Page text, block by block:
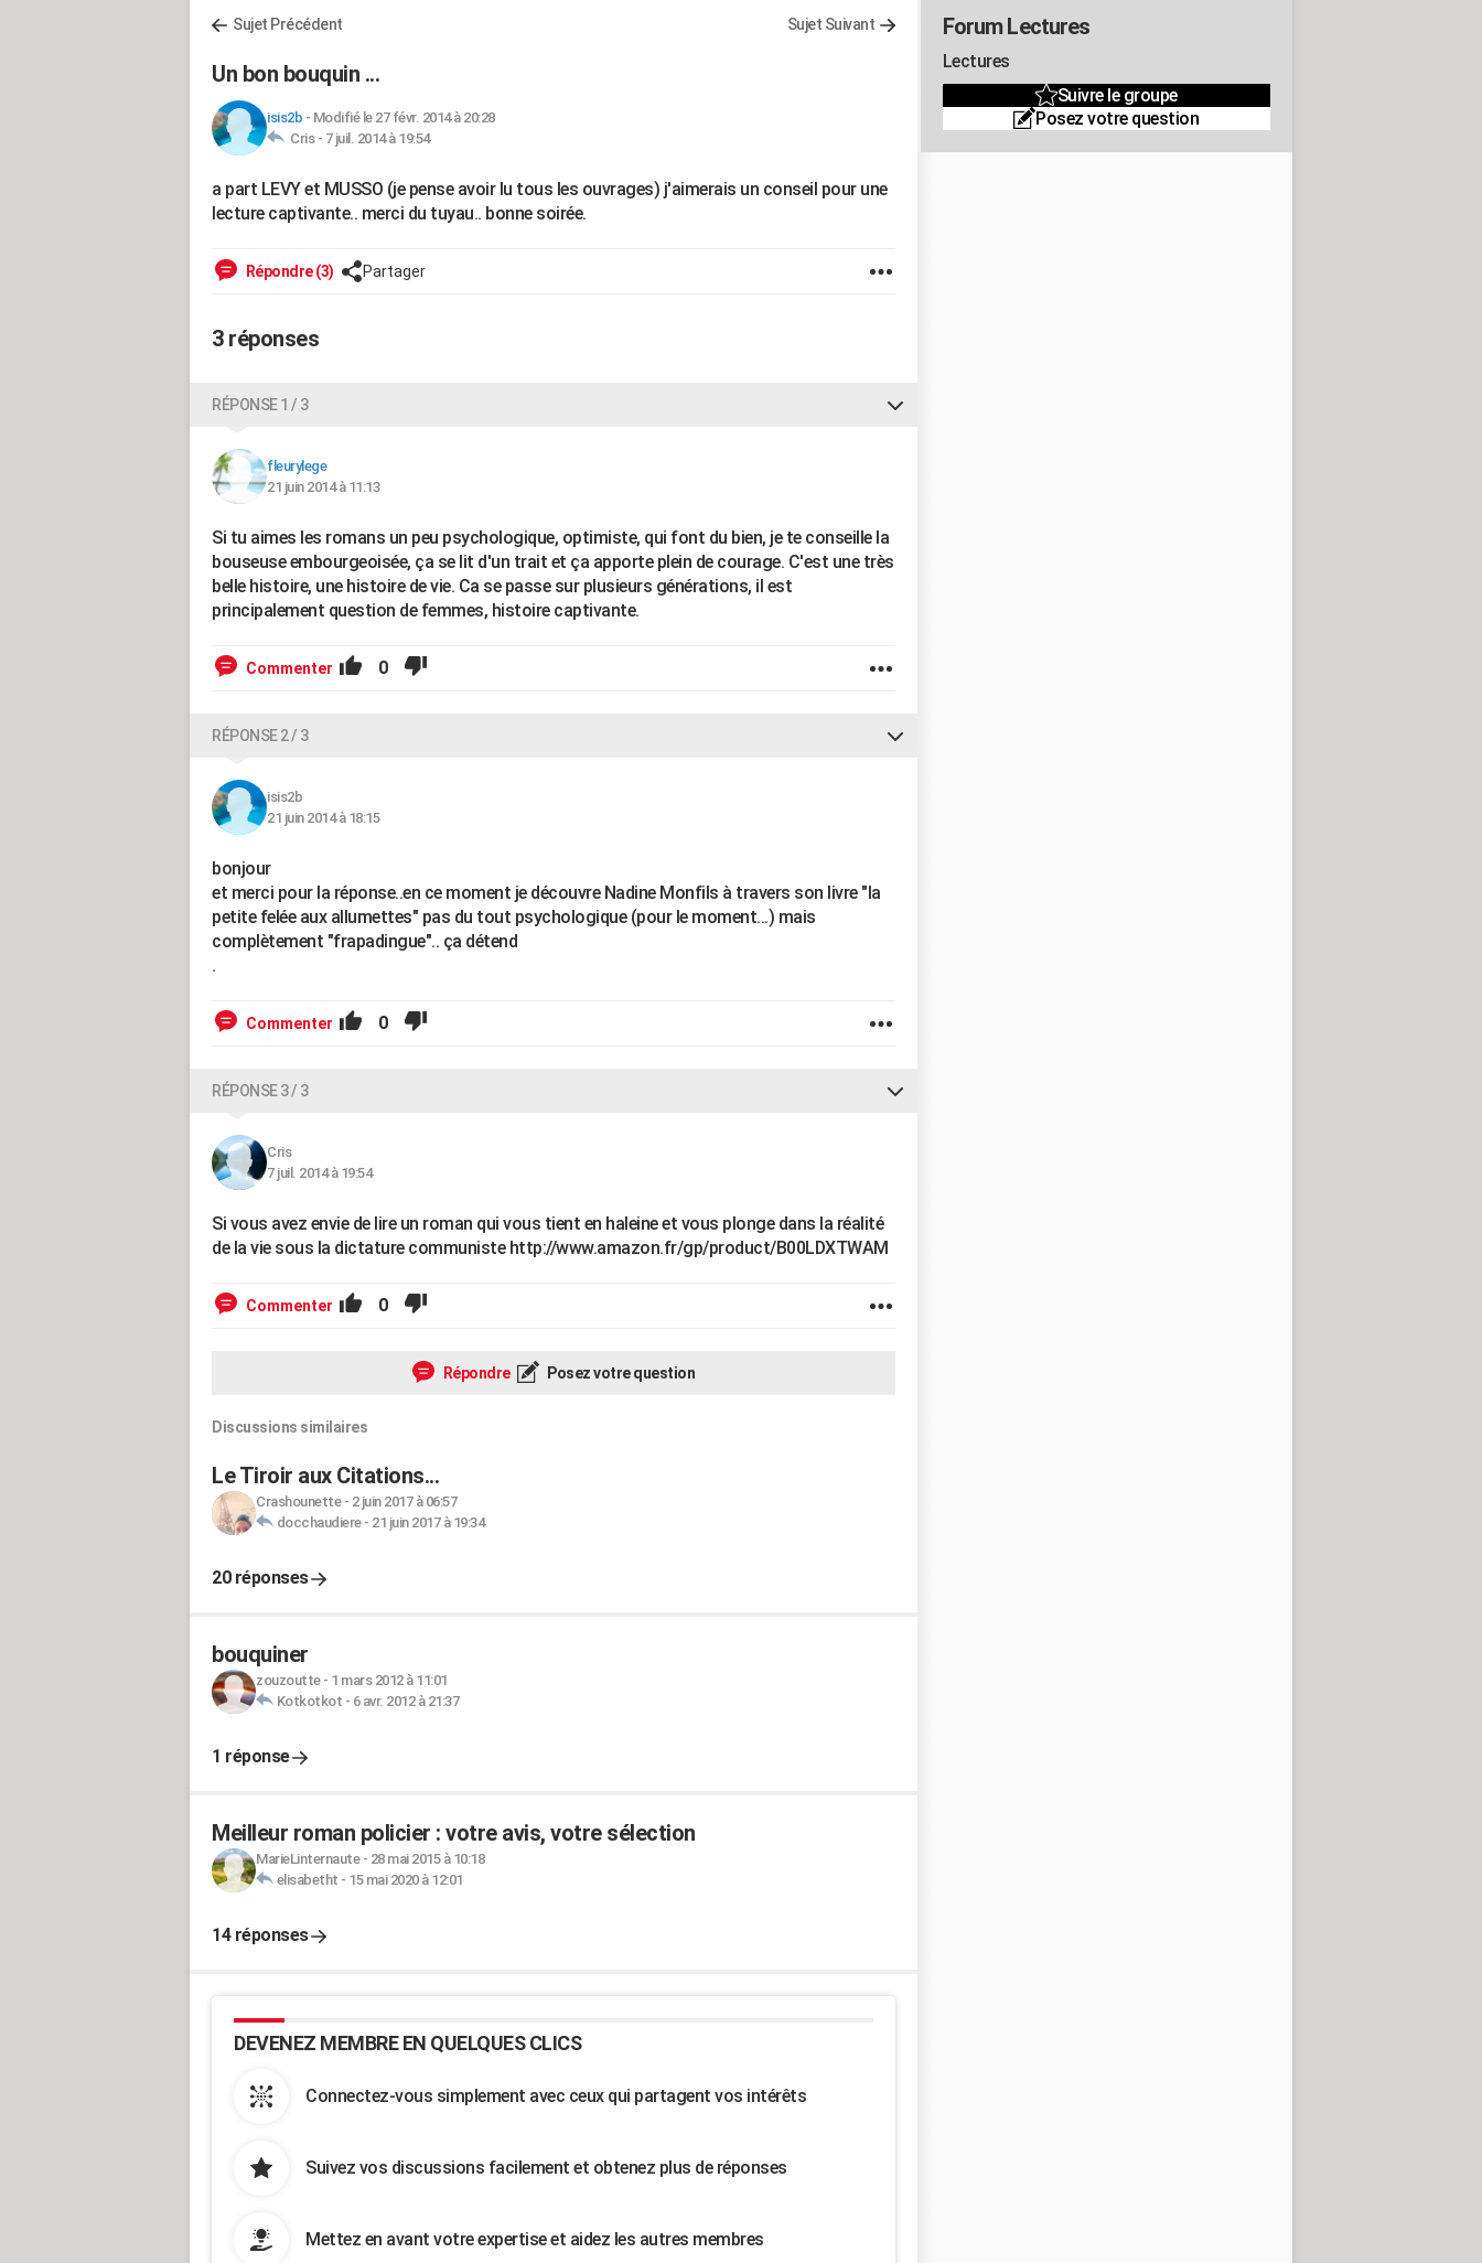
Sujet Précédent Sujet Suivant
Un bon bouquin ...
isis2b - Modifié le 27 févr. 2014 à 20:28
Cris - 7 juil. 2014 à 19:54
a part LEVY et MUSSO (je pense avoir lu tous les ouvrages) j'aimerais un conseil pour une
lecture captivante.. merci du tuyau.. bonne soirée.
Répondre (3) Partager
3 réponses
RÉPONSE 1 / 3
fleurylege
21 juin 2014 à 11:13
Si tu aimes les romans un peu psychologique, optimiste, qui font du bien, je te conseille la
bouseuse embourgeoisée, ça se lit d'un trait et ça apporte plein de courage. C'est une très
belle histoire, une histoire de vie. Ca se passe sur plusieurs générations, il est
principalement question de femmes, histoire captivante.
Commenter 0
RÉPONSE 2 / 3
isis2b
21 juin 2014 à 18:15
bonjour
et merci pour la réponse..en ce moment je découvre Nadine Monfils à travers son livre "la
petite felée aux allumettes" pas du tout psychologique (pour le moment...) mais
complètement "frapadingue".. ça détend
.
Commenter 0
RÉPONSE 3 / 3
Cris
7 juil. 2014 à 19:54
Si vous avez envie de lire un roman qui vous tient en haleine et vous plonge dans la réalité
de la vie sous la dictature communiste http://www.amazon.fr/gp/product/B00LDXTWAM
Commenter 0
Répondre Posez votre question
Discussions similaires
Le Tiroir aux Citations...
Crashounette- 2 juin 2017 à 06:57
docchaudiere- 21 juin 2017 à 19:34
20 réponses
bouquiner
zouzoutte- 1 mars 2012 à 11:01
Kotkotkot - 6 avr. 2012 à 21:37
1 réponse
Meilleur roman policier : votre avis, votre sélection
MarieLinternaute- 28 mai 2015 à 10:18
elisabetht - 15 mai 2020 à 12:01
14 réponses
DEVENEZ MEMBRE EN QUELQUES CLICS
Connectez-vous simplement avec ceux qui partagent vos intérêts
Suivez vos discussions facilement et obtenez plus de réponses
Mettez en avant votre expertise et aidez les autres membres
Forum Lectures
Lectures
Suivre le groupe
Posez votre question